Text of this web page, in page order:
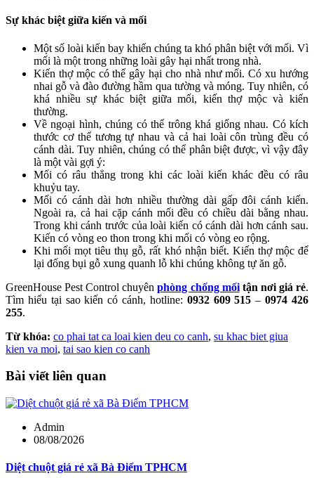
Sự khác biệt giữa kiến và mối
Một số loài kiến bay khiến chúng ta khó phân biệt với mối. Vì
mối là một trong những loài gây hại nhất trong nhà.
Kiến thợ mộc có thể gây hại cho nhà như mối. Có xu hướng
nhai gỗ và đào đường hầm qua tường và móng. Tuy nhiên, có
khá nhiều sự khác biệt giữa mối, kiến thợ mộc và kiến
thường.
Về ngoại hình, chúng có thể trông khá giống nhau. Có kích
thước cơ thể tương tự nhau và cả hai loài côn trùng đều có
cánh dài. Tuy nhiên, chúng có thể phân biệt được, vì vậy đây
là một vài gợi ý:
Mối có râu thẳng trong khi các loài kiến khác đều có râu
khuỷu tay.
Mối có cánh dài hơn nhiều thường dài gấp đôi cánh kiến.
Ngoài ra, cả hai cặp cánh mối đều có chiều dài bằng nhau.
Trong khi cánh trước của loài kiến có cánh dài hơn cánh sau.
Kiến có vòng eo thon trong khi mối có vòng eo rộng.
Khi mối mọt tiêu thụ gỗ, rất khó nhận biết. Kiến thợ mộc để
lại đống bụi gỗ xung quanh lỗ khi chúng không tự ăn gỗ.
GreenHouse Pest Control chuyênphòng chống mốitận nơi giá rẻ.
Tìm hiểu tại sao kiến có cánh, hotline: 0932 609 515 –0974 426
255.
Từ khóa: co phai tat ca loai kien deu co canh, su khac biet giua
kien va moi, tai sao kien co canh
Bài viết liên quan
Admin
08/08/2026
Diệt chuột giá rẻ xã Bà Điểm TPHCM